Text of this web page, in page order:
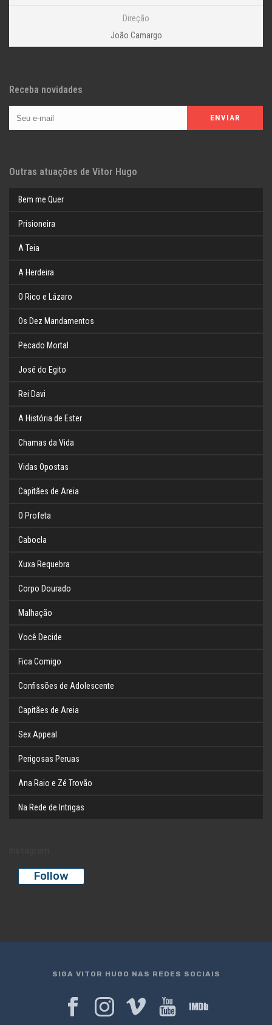
Direção
João Camargo
Receba novidades
Outras atuações de Vitor Hugo
Bem me Quer
Prisioneira
A Teia
A Herdeira
O Rico e Lázaro
Os Dez Mandamentos
Pecado Mortal
José do Egito
Rei Davi
A História de Ester
Chamas da Vida
Vidas Opostas
Capitães de Areia
O Profeta
Cabocla
Xuxa Requebra
Corpo Dourado
Malhação
Você Decide
Fica Comigo
Confissões de Adolescente
Capitães de Areia
Sex Appeal
Perigosas Peruas
Ana Raio e Zé Trovão
Na Rede de Intrigas
Follow
SIGA VITOR HUGO NAS REDES SOCIAIS